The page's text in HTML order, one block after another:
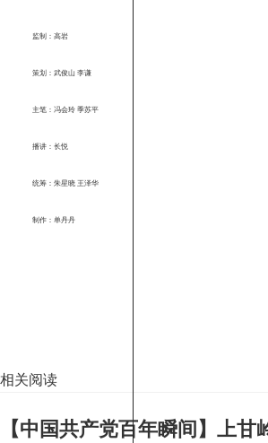
监制：高岩
策划：武俊山 李谦
主笔：冯会玲 季苏平
播讲：长悦
统筹：朱星晓 王泽华
制作：单丹丹
相关阅读